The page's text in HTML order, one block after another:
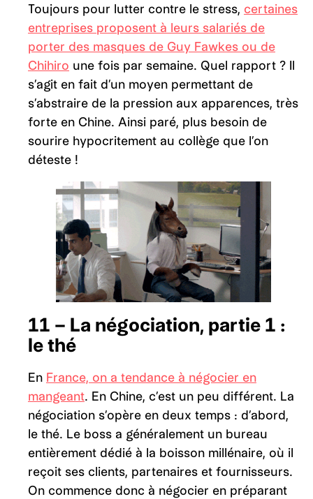
Toujours pour lutter contre le stress, certaines
entreprises proposent à leurs salariés de
porter des masques de Guy Fawkes ou de
Chihiro une fois par semaine. Quel rapport ? Il
s’agit en fait d’un moyen permettant de
s’abstraire de la pression aux apparences, très
forte en Chine. Ainsi paré, plus besoin de
sourire hypocritement au collège que l’on
déteste !
11 – La négociation, partie 1 :
le thé
En France, on a tendance à négocier en
mangeant. En Chine, c’est un peu différent. La
négociation s’opère en deux temps : d’abord,
le thé. Le boss a généralement un bureau
entièrement dédié à la boisson millénaire, où il
reçoit ses clients, partenaires et fournisseurs.
On commence donc à négocier en préparant